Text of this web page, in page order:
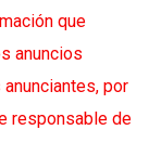
que
anuncios
por
responsable de